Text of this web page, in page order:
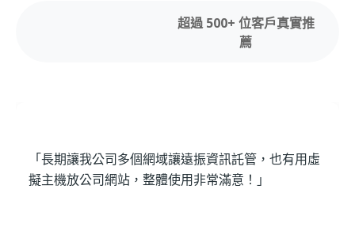
超過 500+ 位客戶真實推
薦
「長期讓我公司多個網域讓遠振資訊託管，也有用虛
擬主機放公司網站，整體使用非常滿意！」